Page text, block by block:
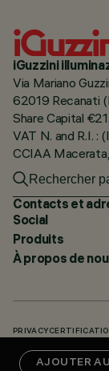
AJOUTER
iGuzzini
Via Mariano
62019 Recanati
Share Capital
VAT N. and R.I.
CCIAA
Contacts et
Social
Produits
À propos de
PRIVACY
TÉLÉCHARGEMENTS